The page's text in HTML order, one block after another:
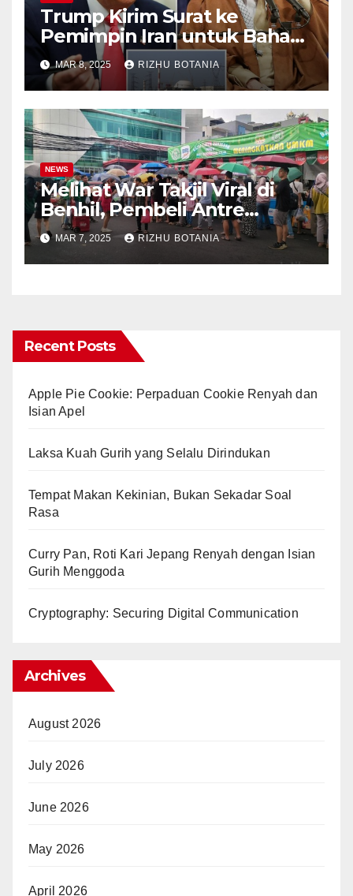
Trump Kirim Surat ke
Pemimpin Iran untuk Bahas
Kesepakatan Nuklir
MAR 8, 2025 RIZHU BOTANIA
NEWS
Melihat War Takjil Viral di
Benhil, Pembeli Antre
Panjang meski Gerimis
MAR 7, 2025 RIZHU BOTANIA
Recent Posts
Apple Pie Cookie: Perpaduan Cookie Renyah dan
Isian Apel
Laksa Kuah Gurih yang Selalu Dirindukan
Tempat Makan Kekinian, Bukan Sekadar Soal
Rasa
Curry Pan, Roti Kari Jepang Renyah dengan Isian
Gurih Menggoda
Cryptography: Securing Digital Communication
Archives
August 2026
July 2026
June 2026
May 2026
April 2026